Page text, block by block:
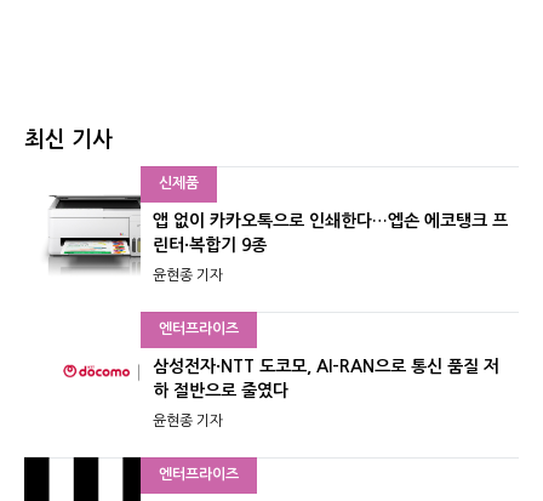
최신 기사
신제품
앱 없이 카카오톡으로 인쇄한다…엡손 에코탱크 프
린터·복합기 9종
윤현종 기자
엔터프라이즈
삼성전자·NTT 도코모, AI-RAN으로 통신 품질 저
하 절반으로 줄였다
윤현종 기자
엔터프라이즈